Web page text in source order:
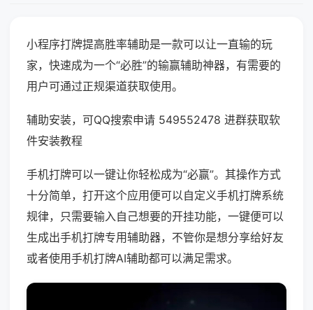
小程序打牌提高胜率辅助是一款可以让一直输的玩
家，快速成为一个“必胜”的输赢辅助神器，有需要的
用户可通过正规渠道获取使用。
辅助安装，可QQ搜索申请 549552478 进群获取软
件安装教程
手机打牌可以一键让你轻松成为“必赢”。其操作方式
十分简单，打开这个应用便可以自定义手机打牌系统
规律，只需要输入自己想要的开挂功能，一键便可以
生成出手机打牌专用辅助器，不管你是想分享给好友
或者使用手机打牌AI辅助都可以满足需求。